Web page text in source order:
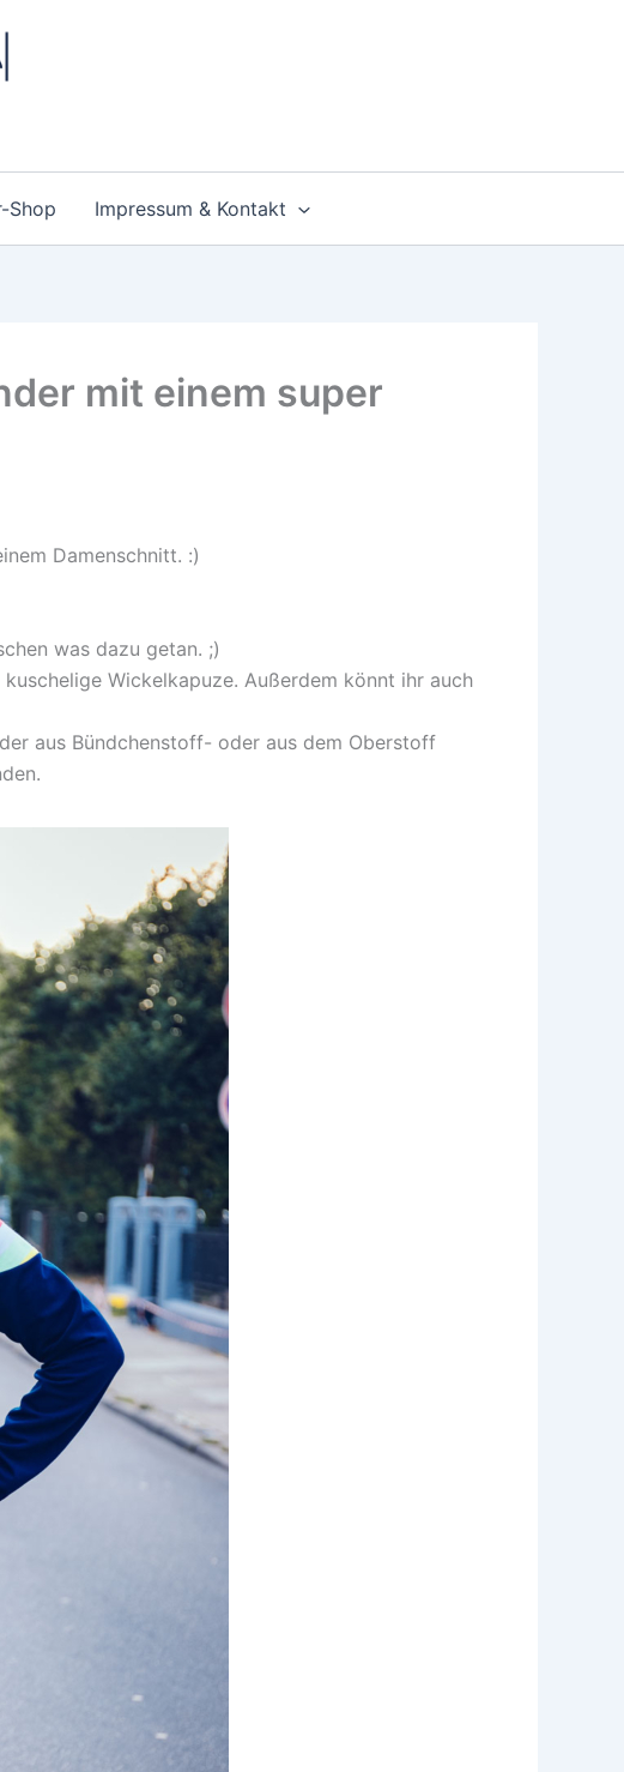
Shop Impressum & Kontakt
mit einem super
Damenschnitt. :)
was dazu getan. ;)
Wickelkapuze. Außerdem könnt ihr auch
aus Bündchenstoff- oder aus dem Oberstoff